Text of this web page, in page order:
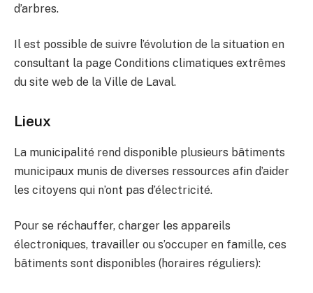
d’arbres.
Il est possible de suivre l’évolution de la situation en
consultant la page Conditions climatiques extrêmes
du site web de la Ville de Laval.
Lieux
La municipalité rend disponible plusieurs bâtiments
municipaux munis de diverses ressources afin d’aider
les citoyens qui n’ont pas d’électricité.
Pour se réchauffer, charger les appareils
électroniques, travailler ou s’occuper en famille, ces
bâtiments sont disponibles (horaires réguliers):